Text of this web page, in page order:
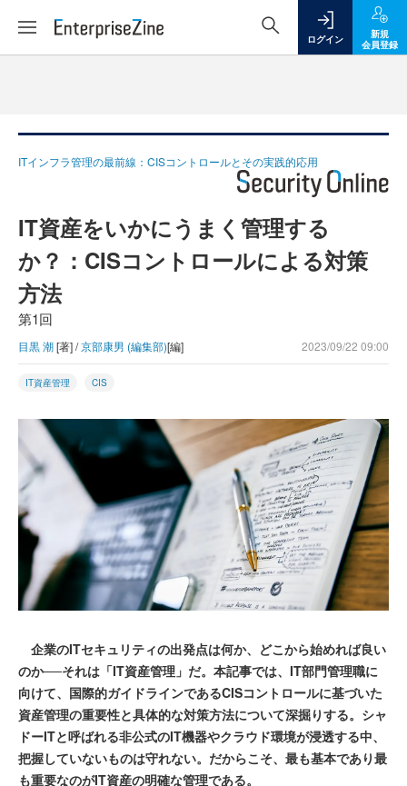
ログイン
新規
会員登録
ITインフラ管理の最前線：CISコントロールとその実践的応用
IT資産をいかにうまく管理する
か？：CISコントロールによる対策
方法
第1回
目黒 潮[著] /京部康男 (編集部)[編] 2023/09/22 09:00
IT資産管理 CIS
企業のITセキュリティの出発点は何か、どこから始めれば良い
のか──それは「IT資産管理」だ。本記事では、IT部門管理職に
向けて、国際的ガイドラインであるCISコントロールに基づいた
資産管理の重要性と具体的な対策方法について深掘りする。シャ
ドーITと呼ばれる非公式のIT機器やクラウド環境が浸透する中、
把握していないものは守れない。だからこそ、最も基本であり最
も重要なのがIT資産の明確な管理である。